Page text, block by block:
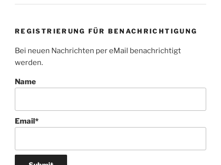
REGISTRIERUNG FÜR BENACHRICHTIGUNG
Bei neuen Nachrichten per eMail benachrichtigt
werden.
Name
Email*